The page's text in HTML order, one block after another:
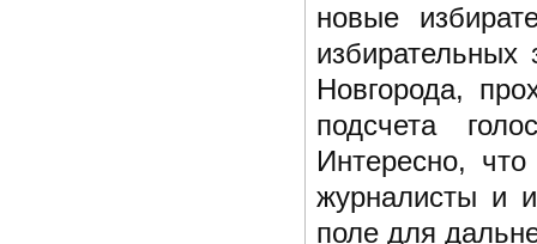
новые
Новгорода,
подсчета
Интересно,
журналисты и
поле для